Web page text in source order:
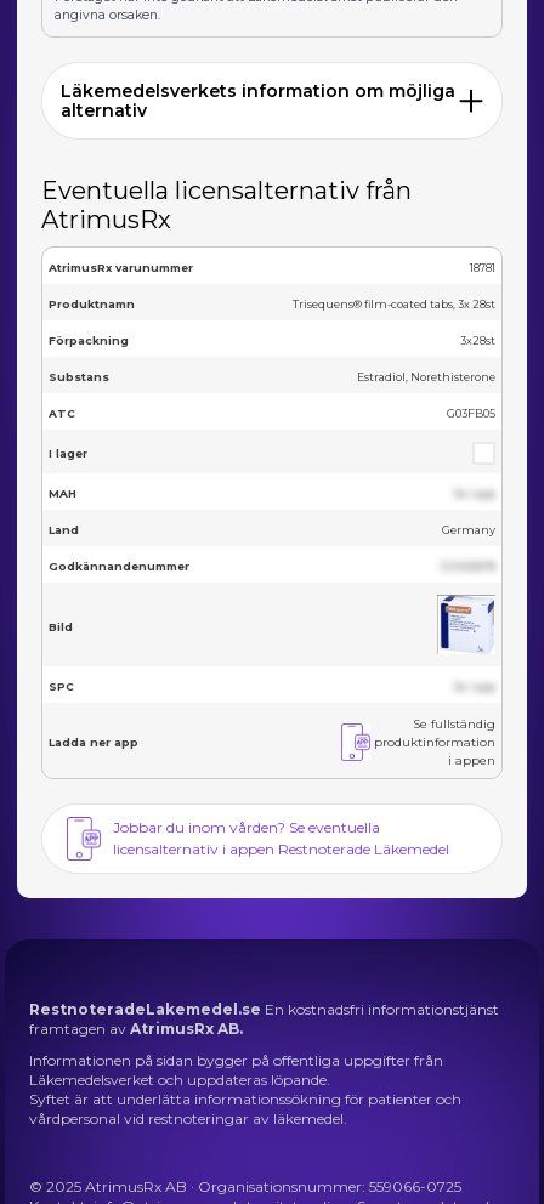
angivna orsaken.
Läkemedelsverkets information om möjliga
alternativ
Eventuella licensalternativ från
AtrimusRx
AtrimusRx varunummer 18781
Produktnamn Trisequens® film-coated tabs, 3x 28st
Förpackning 3x28st
Substans Estradiol, Norethisterone
ATC G03FB05
I lager
MAH Se i app
Land Germany
Godkännandenummer
Bild
SPC Se i app
Ladda ner app
Se fullständig
produktinformation
i appen
Jobbar du inom vården? Se eventuella
licensalternativ i appen Restnoterade Läkemedel
RestnoteradeLakemedel.se En kostnadsfri informationstjänst
framtagen avAtrimusRx AB.
Informationen på sidan bygger på offentliga uppgifter från
Läkemedelsverket och uppdateras löpande.
Syftet är att underlätta informationssökning för patienter och
vårdpersonal vid restnoteringar av läkemedel.
© 2025 AtrimusRx AB · Organisationsnummer: 559066-0725